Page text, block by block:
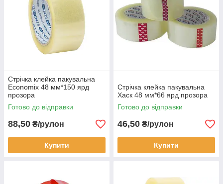
Стрічка клейка пакувальна
Economix 48 мм*150 ярд
прозора
Готово до відправки
88,50 ₴/рулон
Купити
Стрічка клейка пакувальна
Хаск 48 мм*66 ярд прозора
Готово до відправки
46,50 ₴/рулон
Купити